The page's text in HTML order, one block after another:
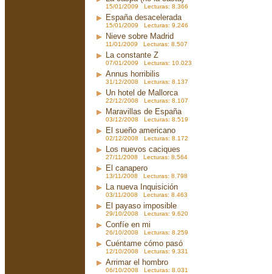
15/01/2009 Lecturas: 8.366
España desacelerada
15/01/2009 Lecturas: 9.246
Nieve sobre Madrid
11/01/2009 Lecturas: 8.507
La constante Z
07/01/2009 Lecturas: 10.023
Annus horribilis
31/12/2008 Lecturas: 8.137
Un hotel de Mallorca
22/12/2008 Lecturas: 8.107
Maravillas de España
03/12/2008 Lecturas: 8.519
El sueño americano
02/12/2008 Lecturas: 8.172
Los nuevos caciques
27/11/2008 Lecturas: 8.564
El canapero
13/11/2008 Lecturas: 8.798
La nueva Inquisición
03/11/2008 Lecturas: 8.463
El payaso imposible
29/10/2008 Lecturas: 9.620
Confíe en mi
26/10/2008 Lecturas: 8.259
Cuéntame cómo pasó
12/10/2008 Lecturas: 9.331
Arrimar el hombro
06/10/2008 Lecturas: 8.031